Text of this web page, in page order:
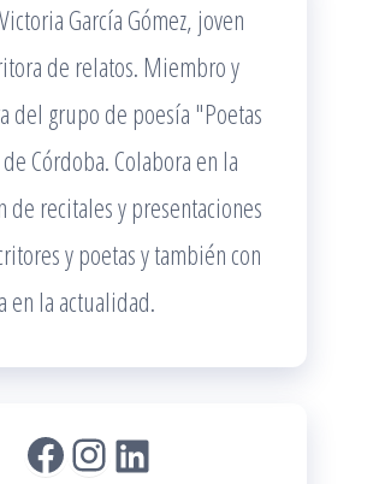
García Gómez, joven
de relatos. Miembro y
del grupo de poesía "Poetas
Córdoba. Colabora en la
de recitales y presentaciones
y poetas y también con
en la actualidad.
Facebook
Instagram
LinkedIn